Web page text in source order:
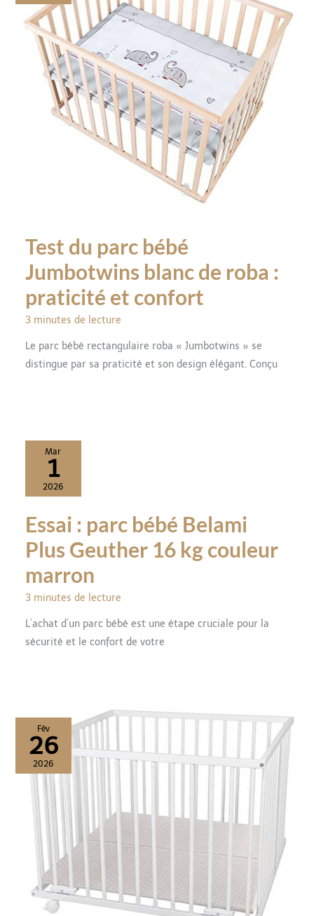
Test du parc bébé
Jumbotwins blanc de roba :
praticité et confort
3 minutes de lecture
Le parc bébé rectangulaire roba « Jumbotwins » se
distingue par sa praticité et son design élégant. Conçu
Mar
1
2026
Essai : parc bébé Belami
Plus Geuther 16 kg couleur
marron
3 minutes de lecture
L’achat d’un parc bébé est une étape cruciale pour la
sécurité et le confort de votre
Fév
26
2026